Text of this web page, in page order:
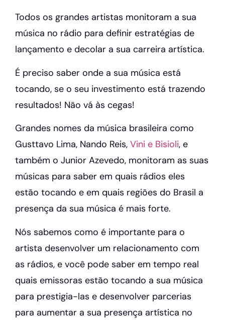
Todos os grandes artistas monitoram a sua
música no rádio para definir estratégias de
lançamento e decolar a sua carreira artística.
É preciso saber onde a sua música está
tocando, se o seu investimento está trazendo
resultados! Não vá às cegas!
Grandes nomes da música brasileira como
Gusttavo Lima, Nando Reis, Vini e Bisioli, e
também o Junior Azevedo, monitoram as suas
músicas para saber em quais rádios eles
estão tocando e em quais regiões do Brasil a
presença da sua música é mais forte.
Nós sabemos como é importante para o
artista desenvolver um relacionamento com
as rádios, e você pode saber em tempo real
quais emissoras estão tocando a sua música
para prestigia-las e desenvolver parcerias
para aumentar a sua presença artística no